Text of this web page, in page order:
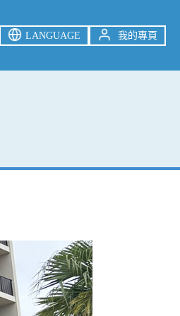
LANGUAGE 我的專頁